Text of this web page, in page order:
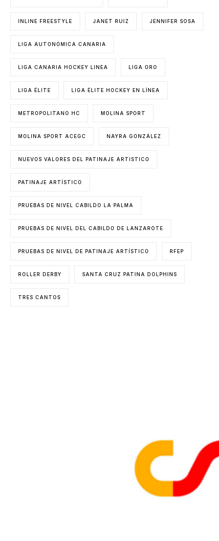
INLINE FREESTYLE JANET RUIZ JENNIFER SOSA
LIGA AUTONÓMICA CANARIA
LIGA CANARIA HOCKEY LINEA LIGA ORO
LIGA ÉLITE LIGA ÉLITE HOCKEY EN LÍNEA
METROPOLITANO HC MOLINA SPORT
MOLINA SPORT ACEGC NAYRA GONZÁLEZ
NUEVOS VALORES DEL PATINAJE ARTISTICO
PATINAJE ARTÍSTICO
PRUEBAS DE NIVEL CABILDO LA PALMA
PRUEBAS DE NIVEL DEL CABILDO DE LANZAROTE
PRUEBAS DE NIVEL DE PATINAJE ARTÍSTICO RFEP
ROLLER DERBY SANTA CRUZ PATINA DOLPHINS
TRES CANTOS